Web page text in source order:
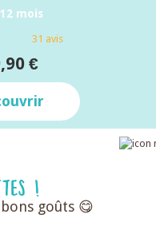
mois
31 avis
€
!
goûts 😋